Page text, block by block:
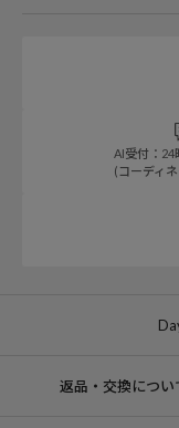
AI受付：24
(コーディ
返品・交換につい